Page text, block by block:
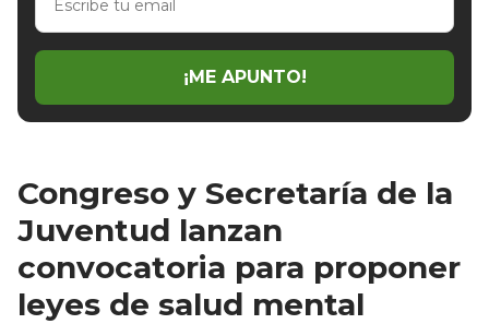
email
¡ME APUNTO!
Congreso y Secretaría de la
Juventud lanzan
convocatoria para proponer
leyes de salud mental